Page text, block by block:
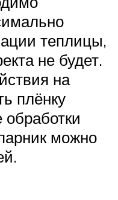
теплицы,
не будет.
на
плёнку
можно